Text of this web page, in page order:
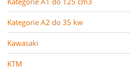
Kategorie A2 do 35 kw
Kawasaki
KTM